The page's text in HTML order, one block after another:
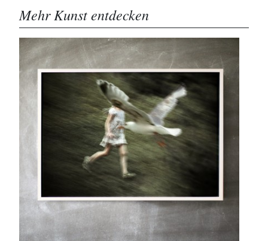
Mehr Kunst entdecken